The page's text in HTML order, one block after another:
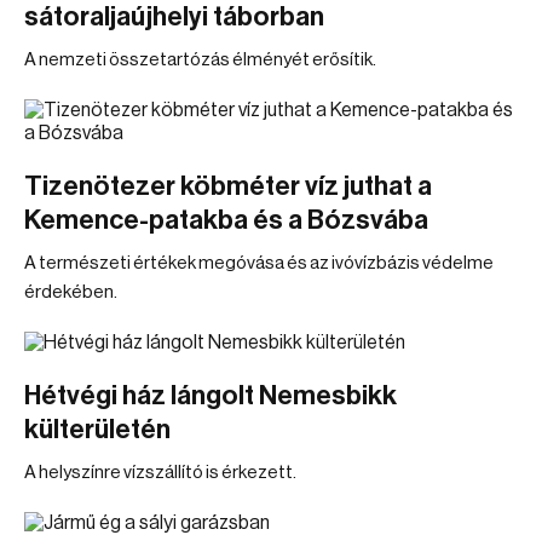
sátoraljaújhelyi táborban
A nemzeti összetartózás élményét erősítik.
Tizenötezer köbméter víz juthat a
Kemence-patakba és a Bózsvába
A természeti értékek megóvása és az ivóvízbázis védelme
érdekében.
Hétvégi ház lángolt Nemesbikk
külterületén
A helyszínre vízszállító is érkezett.